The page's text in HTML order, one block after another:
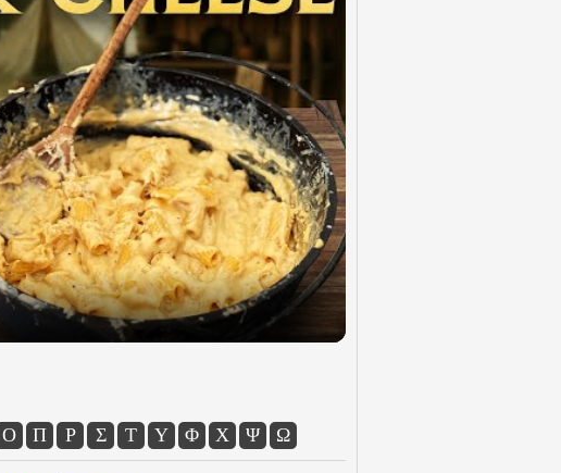
Ο Π Ρ Σ Τ Υ Φ Χ Ψ Ω